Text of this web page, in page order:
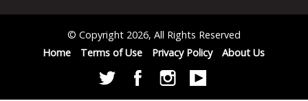
© Copyright 2026, All Rights Reserved
Home
Terms of Use Privacy Policy About Us